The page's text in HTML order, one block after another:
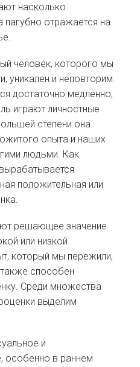
насколько
отражается на
человек, которого мы
уникален и неповторим.
достаточно медленно,
играют личностные
степени она
опыта и наших
людьми. Как
положительная или
решающее значение
или низкой
который мы пережили,
способен
Среди множества
выделим
и
особенно в раннем